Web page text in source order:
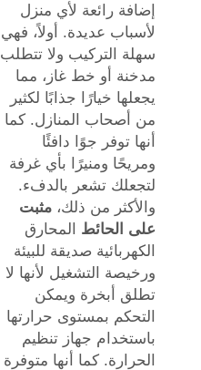
إضافة رائعة لأي منزل
لأسباب عديدة. أولاً، فهي
سهلة التركيب ولا تتطلب
مدخنة أو خط غاز، مما
يجعلها خيارًا جذابًا لكثير
من أصحاب المنازل. كما
أنها توفر جوًا دافئًا
ومريحًا ومنيرًا بأي غرفة
لتجعلك تشعر بالدفء.
والأكثر من ذلك، مثبت
على الحائط
المحارق
الكهربائية صديقة للبيئة
ورخيصة التشغيل لأنها لا
تطلق أبخرة ويمكن
التحكم بمستوى حرارتها
باستخدام جهاز تنظيم
الحرارة. كما أنها متوفرة